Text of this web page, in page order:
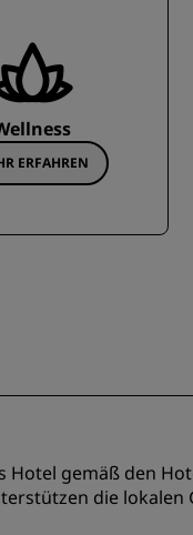
ERFAHREN
gemäß den
die